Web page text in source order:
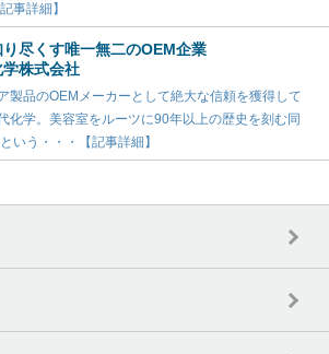
事詳細】
尽くす唯一無二のOEM企業
株式会社
製品のOEMメーカーとして絶大な信頼を獲得して
化学。美容室をルーツに90年以上の歴史を刻む同
いう・・・【記事詳細】